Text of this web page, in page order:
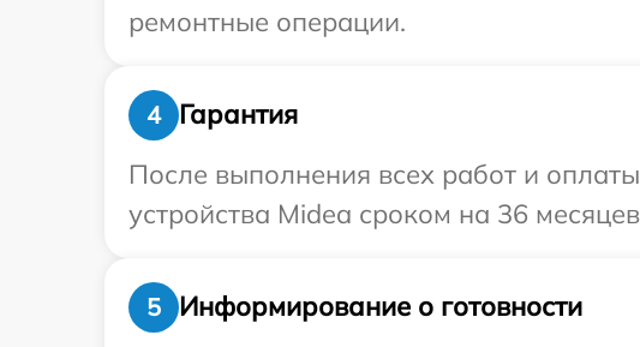
ремонтные операции.
4
Гарантия
После выполнения всех работ и
устройства Midea сроком на 36
5
Информирование о готовности